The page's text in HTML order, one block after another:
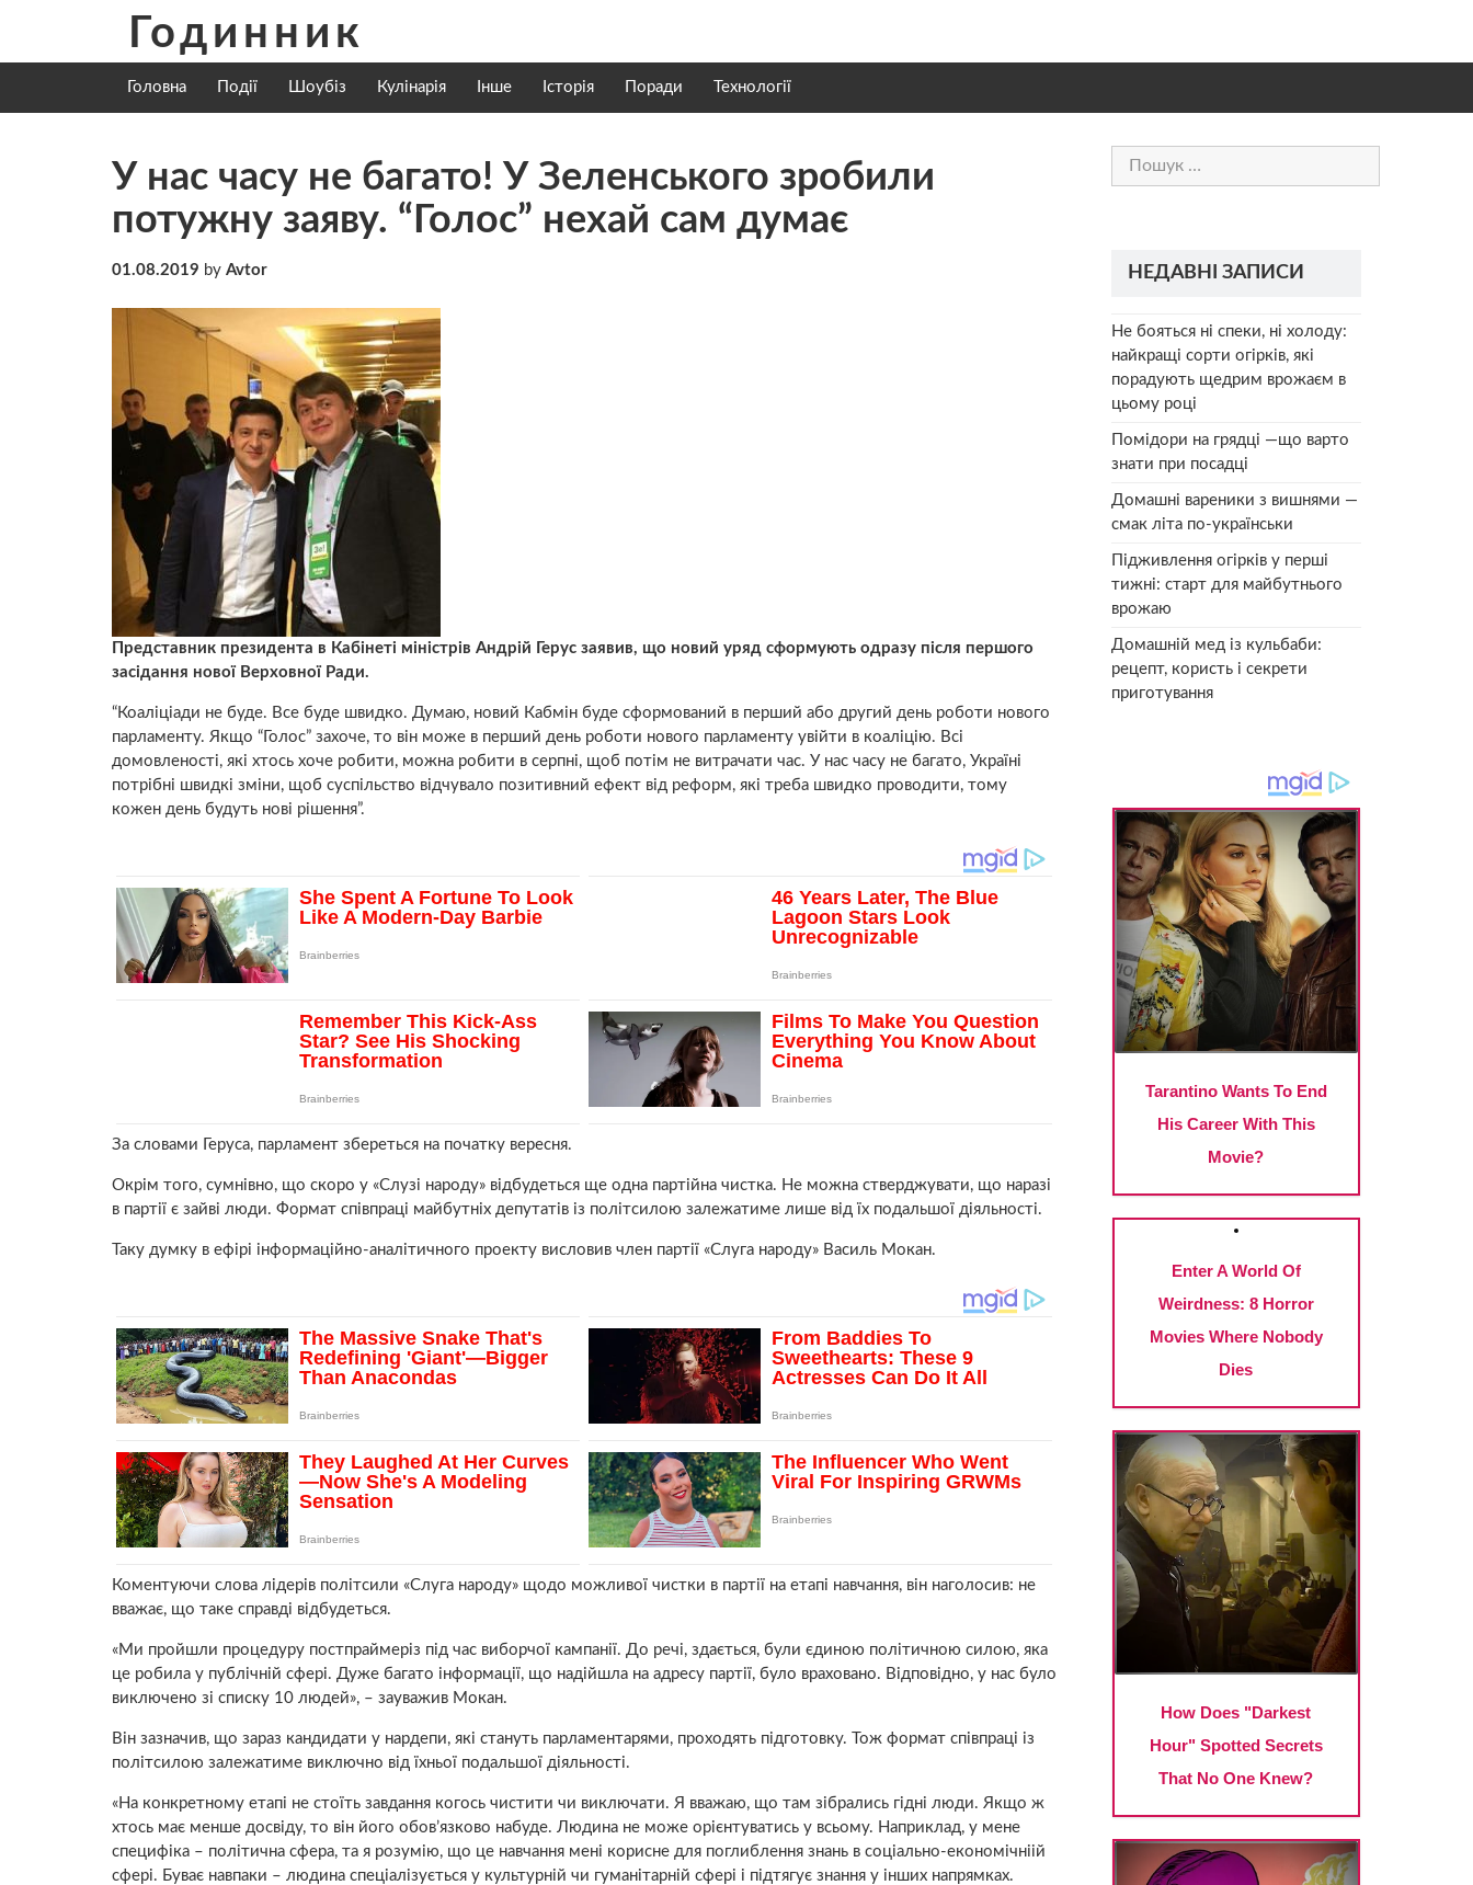
content
Годинник
Головна Події Шоубіз Кулінарія Інше Історія Поради Технології
У нас часу не багато! У Зеленського зробили
потужну заяву. “Голос” нехай сам думає
01.08.2019 by Avtor
Представник президента в Кабінеті міністрів Андрій Герус заявив, що новий уряд сформують одразу після першого
засідання нової Верховної Ради.
“Коаліціади не буде. Все буде швидко. Думаю, новий Кабмін буде сформований в перший або другий день роботи нового
парламенту. Якщо “Голос” захоче, то він може в перший день роботи нового парламенту увійти в коаліцію. Всі
домовленості, які хтось хоче робити, можна робити в серпні, щоб потім не витрачати час. У нас часу не багато, Україні
потрібні швидкі зміни, щоб суспільство відчувало позитивний ефект від реформ, які треба швидко проводити, тому
кожен день будуть нові рішення”.
За словами Геруса, парламент збереться на початку вересня.
Окрім того, сумнівно, що скоро у «Слузі народу» відбудеться ще одна партійна чистка. Не можна стверджувати, що наразі
в партії є зайві люди. Формат співпраці майбутніх депутатів із політсилою залежатиме лише від їх подальшої діяльності.
Таку думку в ефірі інформаційно-аналітичного проекту висловив член партії «Слуга народу» Василь Мокан.
Коментуючи слова лідерів політсили «Слуга народу» щодо можливої чистки в партії на етапі навчання, він наголосив: не
вважає, що таке справді відбудеться.
«Ми пройшли процедуру постпраймеріз під час виборчої кампанії. До речі, здається, були єдиною політичною силою, яка
це робила у публічній сфері. Дуже багато інформації, що надійшла на адресу партії, було враховано. Відповідно, у нас було
виключено зі списку 10 людей», – зауважив Мокан.
Він зазначив, що зараз кандидати у нардепи, які стануть парламентарями, проходять підготовку. Тож формат співпраці із
політсилою залежатиме виключно від їхньої подальшої діяльності.
«На конкретному етапі не стоїть завдання когось чистити чи виключати. Я вважаю, що там зібрались гідні люди. Якщо ж
хтось має менше досвіду, то він його обов’язково набуде. Людина не може орієнтуватись у всьому. Наприклад, у мене
специфіка – політична сфера, та я розумію, що це навчання мені корисне для поглиблення знань в соціально-економічніій
сфері. Буває навпаки – людина спеціалізується у культурній чи гуманітарній сфері і підтягує знання у інших напрямках.
Пошук:
НЕДАВНІ ЗАПИСИ
Не бояться ні спеки, ні холоду:
найкращі сорти огірків, які
порадують щедрим врожаєм в
цьому році
Помідори на грядці —що варто
знати при посадці
Домашні вареники з вишнями —
смак літа по-українськи
Підживлення огірків у перші
тижні: старт для майбутнього
врожаю
Домашній мед із кульбаби:
рецепт, користь і секрети
приготування